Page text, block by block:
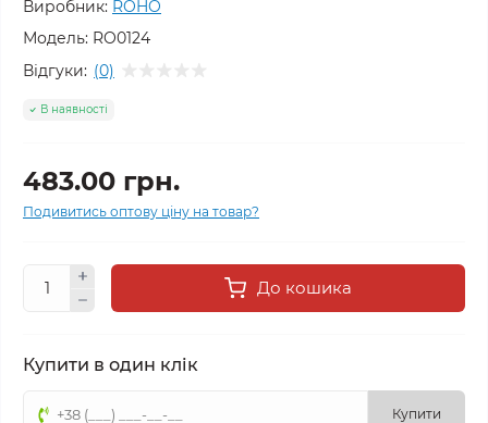
Виробник: ROHO
Модель: RO0124
Відгуки: (0)
В наявності
483.00 грн.
Подивитись оптову ціну на товар?
До кошика
Купити в один клік
Купити